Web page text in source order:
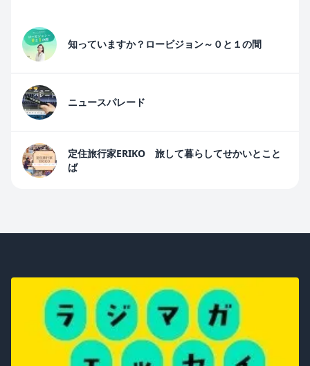
知っていますか？ロービジョン～０と１の間
ニュースパレード
定住旅行家ERIKO 旅して暮らしてせかいとこと
ば